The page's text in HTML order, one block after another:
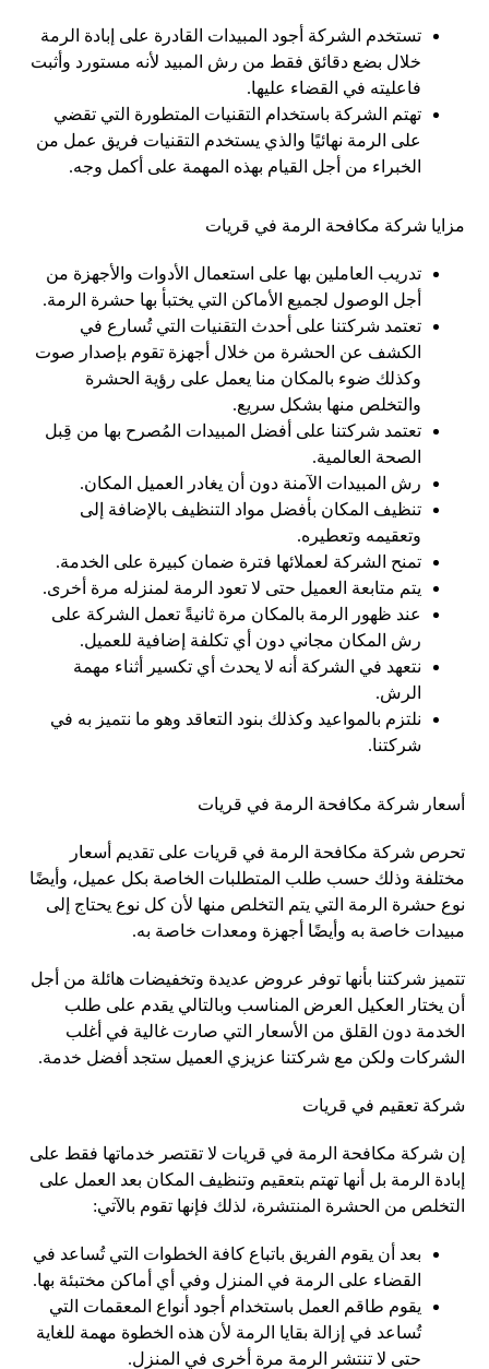
تستخدم الشركة أجود المبيدات القادرة على إبادة الرمة
خلال بضع دقائق فقط من رش المبيد لأنه مستورد وأثبت
فاعليته في القضاء عليها.
تهتم الشركة باستخدام التقنيات المتطورة التي تقضي
على الرمة نهائيًا والذي يستخدم التقنيات فريق عمل من
الخبراء من أجل القيام بهذه المهمة على أكمل وجه.
مزايا شركة مكافحة الرمة في قريات
تدريب العاملين بها على استعمال الأدوات والأجهزة من
أجل الوصول لجميع الأماكن التي يختبأ بها حشرة الرمة.
تعتمد شركتنا على أحدث التقنيات التي تُسارع في
الكشف عن الحشرة من خلال أجهزة تقوم بإصدار صوت
وكذلك ضوء بالمكان منا يعمل على رؤية الحشرة
والتخلص منها بشكل سريع.
تعتمد شركتنا على أفضل المبيدات المُصرح بها من قِبل
الصحة العالمية.
رش المبيدات الآمنة دون أن يغادر العميل المكان.
تنظيف المكان بأفضل مواد التنظيف بالإضافة إلى
وتعقيمه وتعطيره.
تمنح الشركة لعملائها فترة ضمان كبيرة على الخدمة.
يتم متابعة العميل حتى لا تعود الرمة لمنزله مرة أخرى.
عند ظهور الرمة بالمكان مرة ثانيةً تعمل الشركة على
رش المكان مجاني دون أي تكلفة إضافية للعميل.
نتعهد في الشركة أنه لا يحدث أي تكسير أثناء مهمة
الرش.
نلتزم بالمواعيد وكذلك بنود التعاقد وهو ما نتميز به في
شركتنا.
أسعار شركة مكافحة الرمة في قريات
تحرص شركة مكافحة الرمة في قريات على تقديم أسعار
مختلفة وذلك حسب طلب المتطلبات الخاصة بكل عميل، وأيضًا
نوع حشرة الرمة التي يتم التخلص منها لأن كل نوع يحتاج إلى
مبيدات خاصة به وأيضًا أجهزة ومعدات خاصة به.
تتميز شركتنا بأنها توفر عروض عديدة وتخفيضات هائلة من أجل
أن يختار العكيل العرض المناسب وبالتالي يقدم على طلب
الخدمة دون القلق من الأسعار التي صارت غالية في أغلب
الشركات ولكن مع شركتنا عزيزي العميل ستجد أفضل خدمة.
شركة تعقيم في قريات
إن شركة مكافحة الرمة في قريات لا تقتصر خدماتها فقط على
إبادة الرمة بل أنها تهتم بتعقيم وتنظيف المكان بعد العمل على
التخلص من الحشرة المنتشرة، لذلك فإنها تقوم بالآتي:
بعد أن يقوم الفريق باتباع كافة الخطوات التي تُساعد في
القضاء على الرمة في المنزل وفي أي أماكن مختبئة بها.
يقوم طاقم العمل باستخدام أجود أنواع المعقمات التي
تُساعد في إزالة بقايا الرمة لأن هذه الخطوة مهمة للغاية
حتى لا تنتشر الرمة مرة أخرى في المنزل.